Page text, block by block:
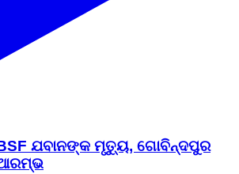
ଯବାନଙ୍କ ମୃତ୍ୟୁ, ଗୋବିନ୍ଦପୁର